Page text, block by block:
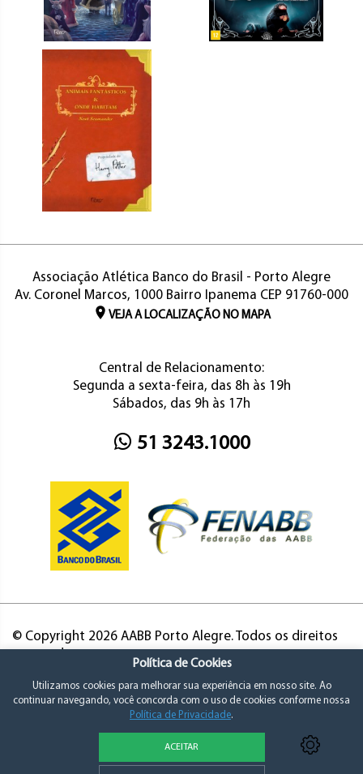
Associação Atlética Banco do Brasil - Porto Alegre
Av. Coronel Marcos, 1000 Bairro Ipanema CEP 91760-000
VEJA A LOCALIZAÇÃO NO MAPA
Central de Relacionamento:
Segunda a sexta-feira, das 8h às 19h
Sábados, das 9h às 17h
51 3243.1000
© Copyright 2026 AABB Porto Alegre. Todos os direitos
Política de Privacidade e Consentimento
Política de Cookies
Utilizamos cookies para melhorar sua experiência em nosso site. Ao
continuar navegando, você concorda com o uso de cookies conforme nossa
Política de Privacidade.
ACEITAR